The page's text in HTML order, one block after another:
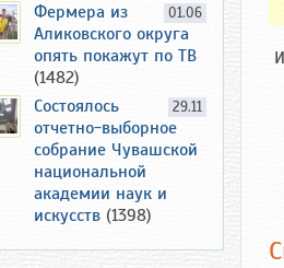
01.06
Фермера из
Аликовского округа
опять покажут по ТВ
(1482)
29.11
Состоялось
отчетно-выборное
собрание Чувашской
национальной
академии наук и
искусств (1398)